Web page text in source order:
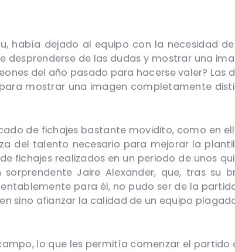
había dejado al equipo con la necesidad
de las dudas y mostrar una
del año pasado para hacerse valer? Las
mostrar una imagen completamente
de fichajes bastante movidito, como en
del talento necesario para mejorar la
fichajes realizados en un periodo de unos
Jaire Alexander, que, tras su
para él, no pudo ser de la
sino afianzar la calidad de un equipo
lo que les permitía comenzar el